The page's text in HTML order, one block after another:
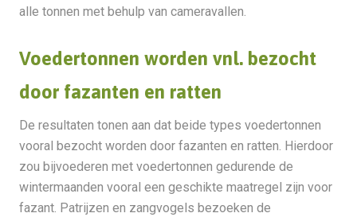
alle tonnen met behulp van cameravallen.
Voedertonnen worden vnl. bezocht
door fazanten en ratten
De resultaten tonen aan dat beide types voedertonnen
vooral bezocht worden door fazanten en ratten. Hierdoor
zou bijvoederen met voedertonnen gedurende de
wintermaanden vooral een geschikte maatregel zijn voor
fazant. Patrijzen en zangvogels bezoeken de